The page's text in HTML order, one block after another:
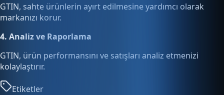
GTIN, sahte ürünlerin ayırt edilmesine yardımcı olarak
markanızı korur.
4. Analiz ve Raporlama
GTIN, ürün performansını ve satışları analiz etmenizi
kolaylaştırır.
Etiketler